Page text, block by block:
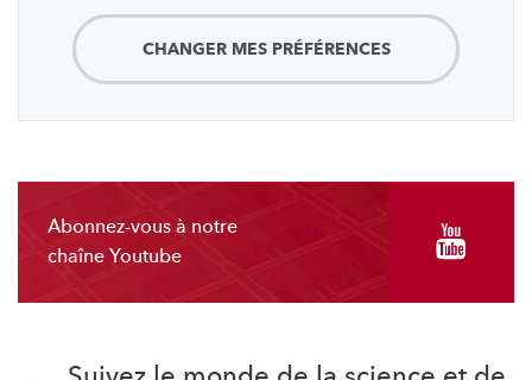
CHANGER MES PRÉFÉRENCES
Abonnez-vous à notre
chaîne Youtube